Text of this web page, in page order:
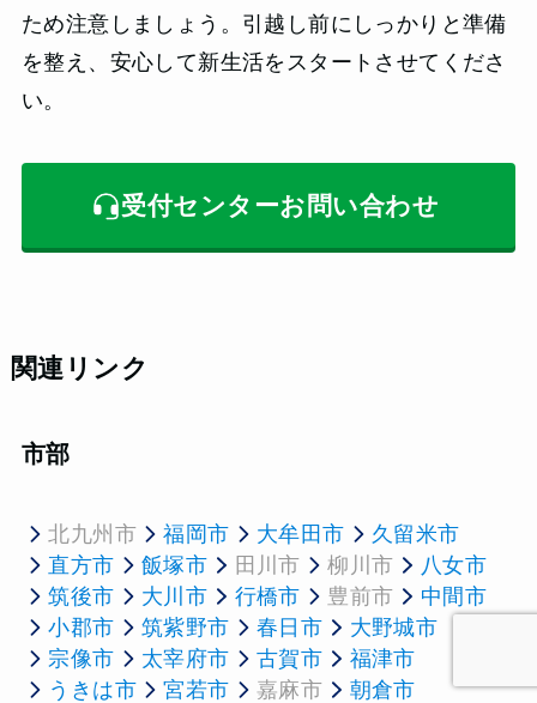
ため注意しましょう。引越し前にしっかりと準備
を整え、安心して新生活をスタートさせてくださ
い。
受付センターお問い合わせ
関連リンク
市部
北九州市 福岡市 大牟田市
久留米市
直方市
飯塚市 田川市 柳川市
八女市
筑後市
大川市 行橋市 豊前市
中間市
小郡市
筑紫野市 春日市
大野城市
宗像市
太宰府市 古賀市
福津市
うきは市
宮若市 嘉麻市 朝倉市